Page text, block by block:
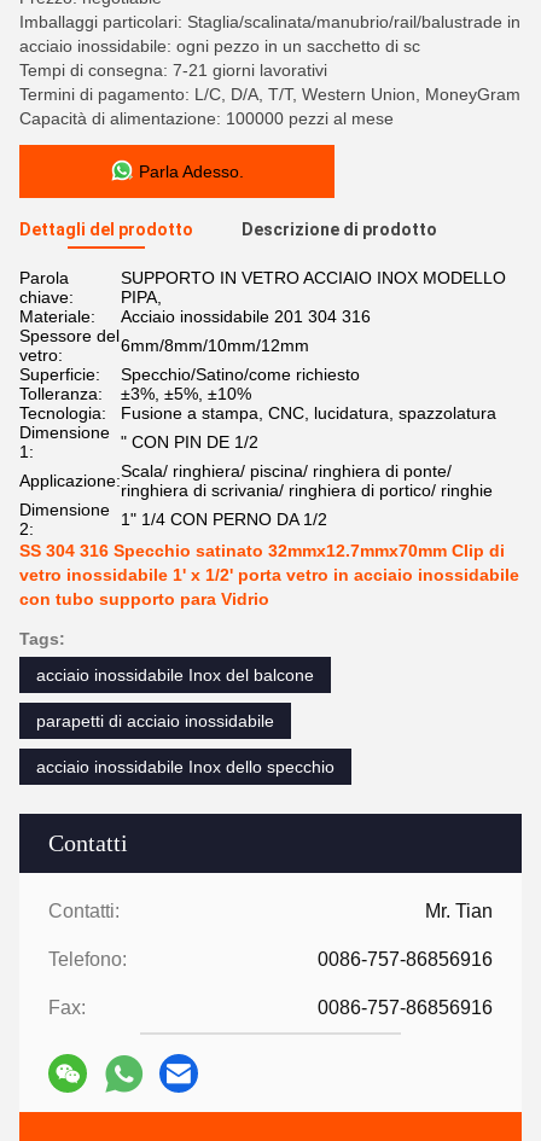
Contatti
Contatti: Mr. Tian
Telefono: 0086-757-86856916
Fax: 0086-757-86856916
Imballaggi particolari: Staglia/scalinata/manubrio/rail/balustrade in
acciaio inossidabile: ogni pezzo in un sacchetto di sc
Tempi di consegna: 7-21 giorni lavorativi
Termini di pagamento: L/C, D/A, T/T, Western Union, MoneyGram
Capacità di alimentazione: 100000 pezzi al mese
Parla Adesso.
Dettagli del prodotto Descrizione di prodotto
Parola
chiave:
SUPPORTO IN VETRO ACCIAIO INOX MODELLO
PIPA,
Materiale:
Acciaio inossidabile 201 304 316
Spessore del
vetro:
6mm/8mm/10mm/12mm
Superficie:
Specchio/Satino/come richiesto
Tolleranza:
±3%, ±5%, ±10%
Tecnologia:
Fusione a stampa, CNC, lucidatura, spazzolatura
Dimensione
1:
" CON PIN DE 1/2
Applicazione:Scala/ ringhiera/ piscina/ ringhiera di ponte/
ringhiera di scrivania/ ringhiera di portico/ ringhie
Dimensione
2:
1" 1/4 CON PERNO DA 1/2
SS 304 316 Specchio satinato 32mmx12.7mmx70mm Clip di
vetro inossidabile 1' x 1/2' porta vetro in acciaio inossidabile
con tubo supporto para Vidrio
Tags:
acciaio inossidabile Inox del balcone
parapetti di acciaio inossidabile
acciaio inossidabile Inox dello specchio